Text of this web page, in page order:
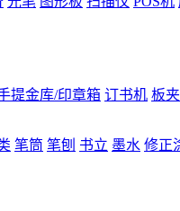
提金库/印章箱 订书机 板
笔筒 笔刨 书立 墨水 修正